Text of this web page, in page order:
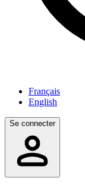
Français
English
Se connecter